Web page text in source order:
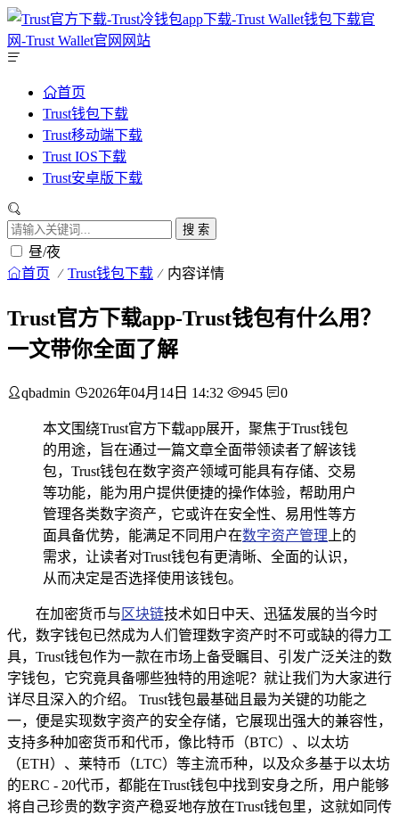
首页
Trust钱包下载
Trust移动端下载
Trust IOS下载
Trust安卓版下载
搜 索
昼/夜
首页 Trust钱包下载 内容详情
Trust官方下载app-Trust钱包有什么用？
一文带你全面了解
qbadmin 2026年04月14日 14:32 945 0
本文围绕Trust官方下载app展开，聚焦于Trust钱包
的用途，旨在通过一篇文章全面带领读者了解该钱
包，Trust钱包在数字资产领域可能具有存储、交易
等功能，能为用户提供便捷的操作体验，帮助用户
管理各类数字资产，它或许在安全性、易用性等方
面具备优势，能满足不同用户在数字资产管理 上的
需求，让读者对Trust钱包有更清晰、全面的认识，
从而决定是否选择使用该钱包。
在加密货币与 区块链技术如日中天、迅猛发展的当今时
代，数字钱包已然成为人们管理数字资产时不可或缺的得力工
具，Trust钱包作为一款在市场上备受瞩目、引发广泛关注的数
字钱包，它究竟具备哪些独特的用途呢？就让我们为大家进行
详尽且深入的介绍。 Trust钱包最基础且最为关键的功能之
一，便是实现数字资产的安全存储，它展现出强大的兼容性，
支持多种加密货币和代币，像比特币（BTC）、以太坊
（ETH）、莱特币（LTC）等主流币种，以及众多基于以太坊
的ERC - 20代币，都能在Trust钱包中找到安身之所，用户能够
将自己珍贵的数字资产稳妥地存放在Trust钱包里，这就如同传